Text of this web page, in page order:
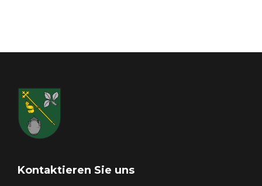
Kontaktieren Sie uns